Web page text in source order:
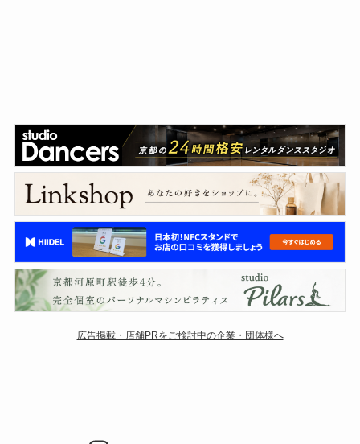
広告掲載・店舗PRをご検討中の企業・団体様へ